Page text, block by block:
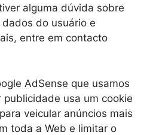
alguma dúvida sobre
do usuário e
entre em contacto
AdSense que usamos
publicidade usa um cookie
veicular anúncios mais
toda a Web e limitar o